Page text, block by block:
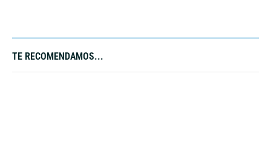
TE RECOMENDAMOS...​